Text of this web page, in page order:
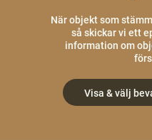
När objekt som
så skickar vi ett
information om
Visa & välj